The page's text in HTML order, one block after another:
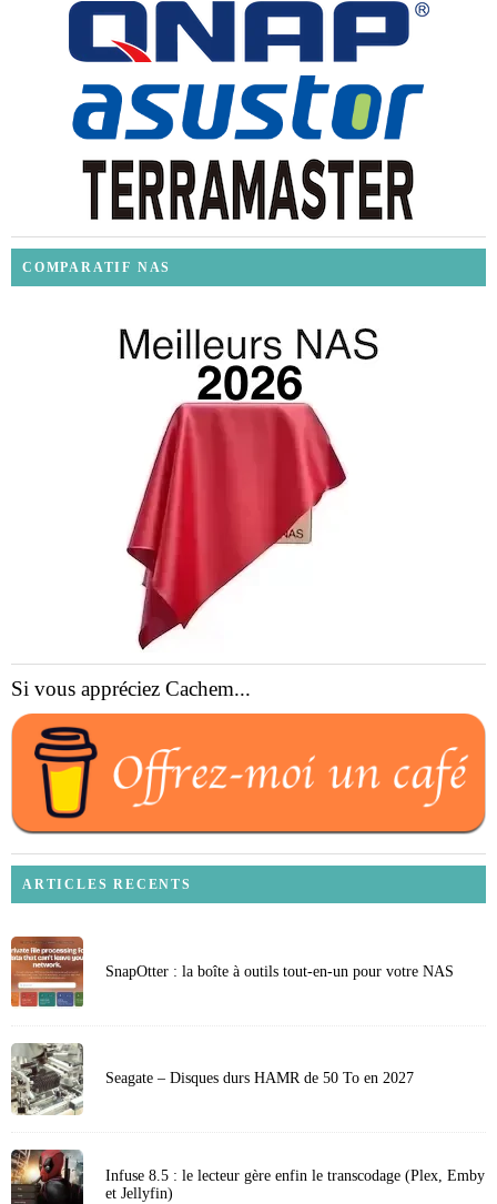
COMPARATIF NAS
Si vous appréciez Cachem...
ARTICLES RECENTS
SnapOtter : la boîte à outils tout-en-un pour votre NAS
Seagate – Disques durs HAMR de 50 To en 2027
Infuse 8.5 : le lecteur gère enfin le transcodage (Plex, Emby
et Jellyfin)